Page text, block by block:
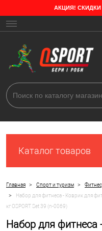
АКЦИЯ! СКИДКИ
Каталог товаров
Главная > Спорт и туризм >
>
Набор для фитнеса - Коврик для
кг OSPORT Set 39 (n-0069)
Набор для фитнеса